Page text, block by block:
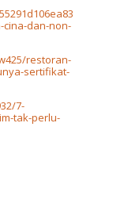
cina-dan-non-
restoran-
sertifikat-
7-
tak-perlu-